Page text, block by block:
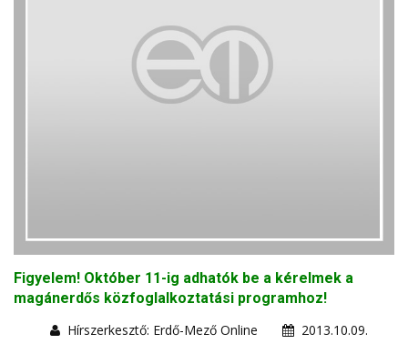
Figyelem! Október 11-ig adhatók be a kérelmek a
magánerdős közfoglalkoztatási programhoz!
Hírszerkesztő: Erdő-Mező Online
2013.10.09.